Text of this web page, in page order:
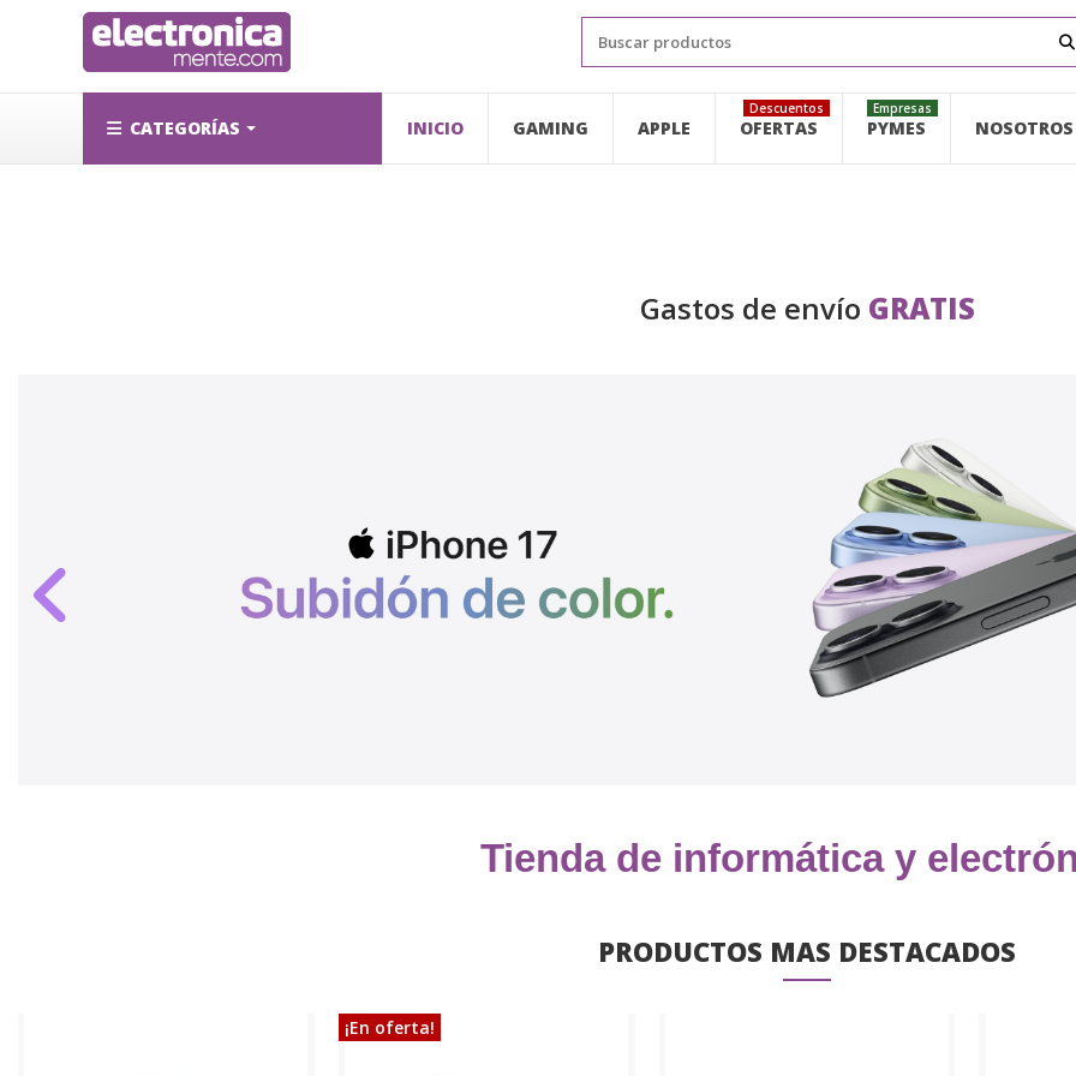
CATEGORÍAS INICIO GAMING APPLE OFERTAS
Descuentos
PYMES
Empresas
NOSOTROS
Gastos de envío GRATIS
Tienda de informática y
PRODUCTOS MAS DESTACADOS
¡En oferta!